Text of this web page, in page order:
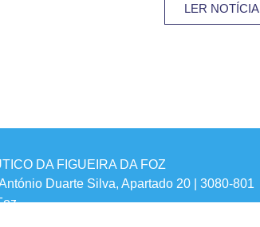
LER NOTÍCIA
DA FIGUEIRA DA FOZ
Duarte Silva, Apartado 20 | 3080-801